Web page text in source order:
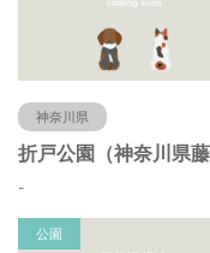
神奈川県
-
公園